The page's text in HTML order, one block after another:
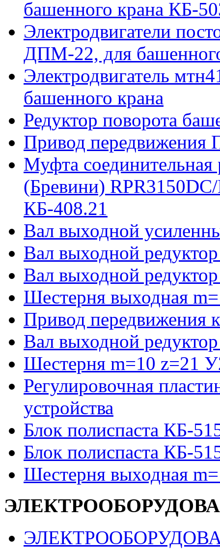
башенного крана КБ-
Электродвигатели
ДПМ-22, для
Электродвигатель
башенного крана
Редуктор поворота
Привод передвижения
Муфта
(Бревини)
КБ-408.21
Вал выходной
Вал выходной
Вал выходной
Шестерня выходная
Привод передвижения
Вал выходной
Шестерня m=10 z=21
Регулировочная
устройства
Блок полиспаста КБ-
Блок полиспаста КБ-
Шестерня выходная